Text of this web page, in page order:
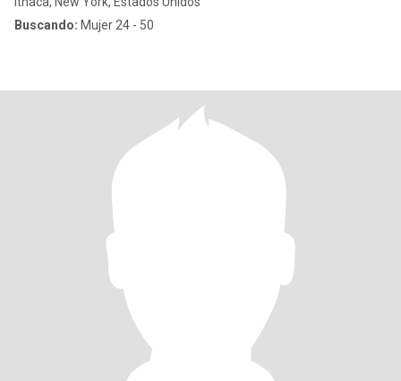
Buscando: Mujer 24 - 50